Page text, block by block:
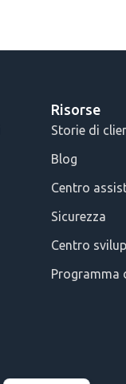
Risorse
Storie di
Blog
Centro
Sicurezza
Centro
Programma